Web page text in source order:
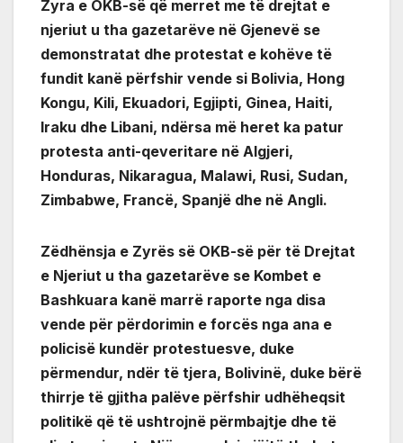
Zyra e OKB-së që merret me të drejtat e
njeriut u tha gazetarëve në Gjenevë se
demonstratat dhe protestat e kohëve të
fundit kanë përfshir vende si Bolivia, Hong
Kongu, Kili, Ekuadori, Egjipti, Ginea, Haiti,
Iraku dhe Libani, ndërsa më heret ka patur
protesta anti-qeveritare në Algjeri,
Honduras, Nikaragua, Malawi, Rusi, Sudan,
Zimbabwe, Francë, Spanjë dhe në Angli.
Zëdhënsja e Zyrës së OKB-së për të Drejtat
e Njeriut u tha gazetarëve se Kombet e
Bashkuara kanë marrë raporte nga disa
vende për përdorimin e forcës nga ana e
policisë kundër protestuesve, duke
përmendur, ndër të tjera, Bolivinë, duke bërë
thirrje të gjitha palëve përfshir udhëheqsit
politikë që të ushtrojnë përmbajtje dhe të